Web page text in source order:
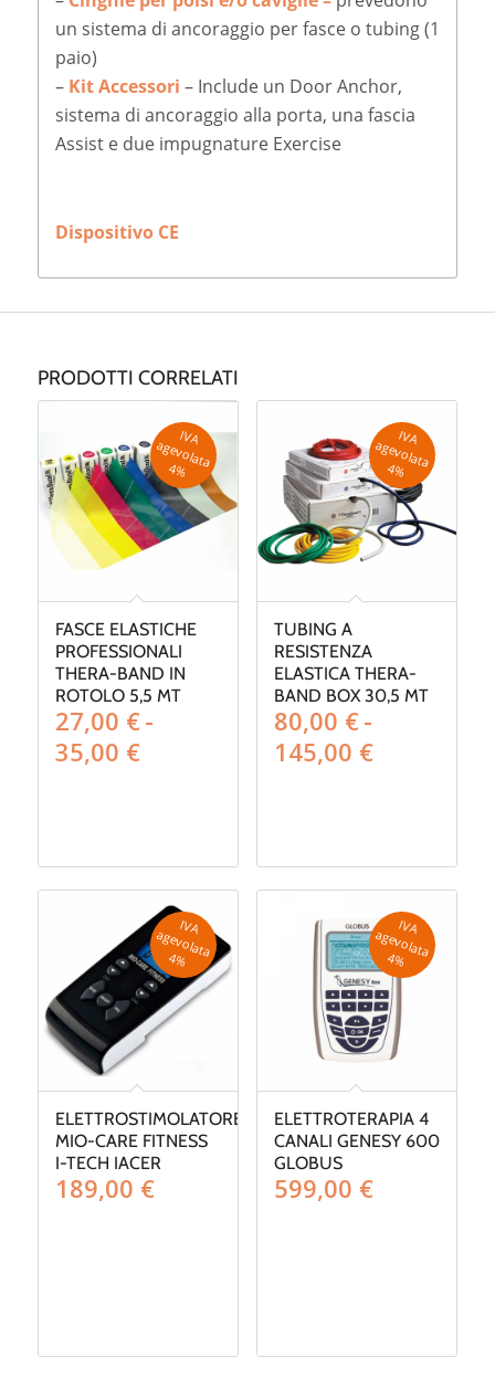
un sistema di ancoraggio per fasce o tubing (1
paio)
– Kit Accessori – Include un Door Anchor,
sistema di ancoraggio alla porta, una fascia
Assist e due impugnature Exercise
Dispositivo CE
PRODOTTI CORRELATI
FASCE ELASTICHE
PROFESSIONALI
THERA-BAND IN
ROTOLO 5,5 MT
27,00 €-
35,00 €Fascia
a
35,00 €
IV
A
a
g
e
v
o
la
ta
4
%
TUBING A
RESISTENZA
ELASTICA THERA-
BAND BOX 30,5 MT
80,00 €-
145,00 €Fascia
a
145,00 €
IV
A
a
g
e
v
o
la
ta
4
%
ELETTROSTIMOLATORE
MIO-CARE FITNESS
I-TECH IACER
189,00 €
IV
A
a
g
e
v
o
la
ta
4
%
ELETTROTERAPIA 4
CANALI GENESY 600
GLOBUS
599,00 €
IV
A
a
g
e
v
o
la
ta
4
%